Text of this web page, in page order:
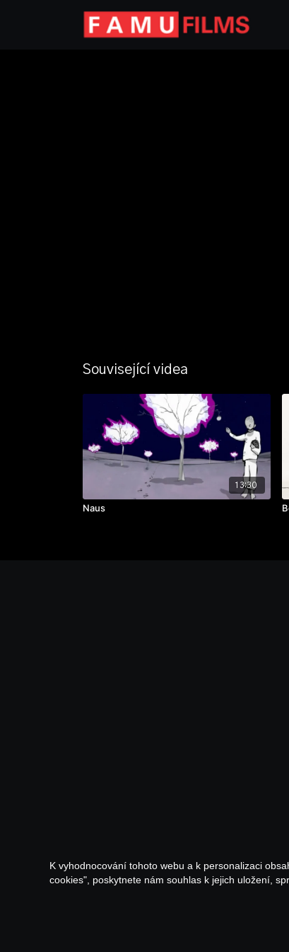
Související videa
13:30
Naus
K vyhodnocování tohoto webu a k personalizaci
cookies", poskytnete nám souhlas k jejich uložení,